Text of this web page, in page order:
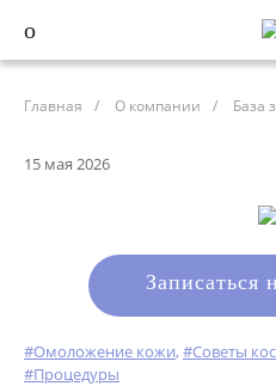
Главная / О компании / База
15 мая 2026
Записаться
#Омоложение кожи, #Советы
#Процедуры